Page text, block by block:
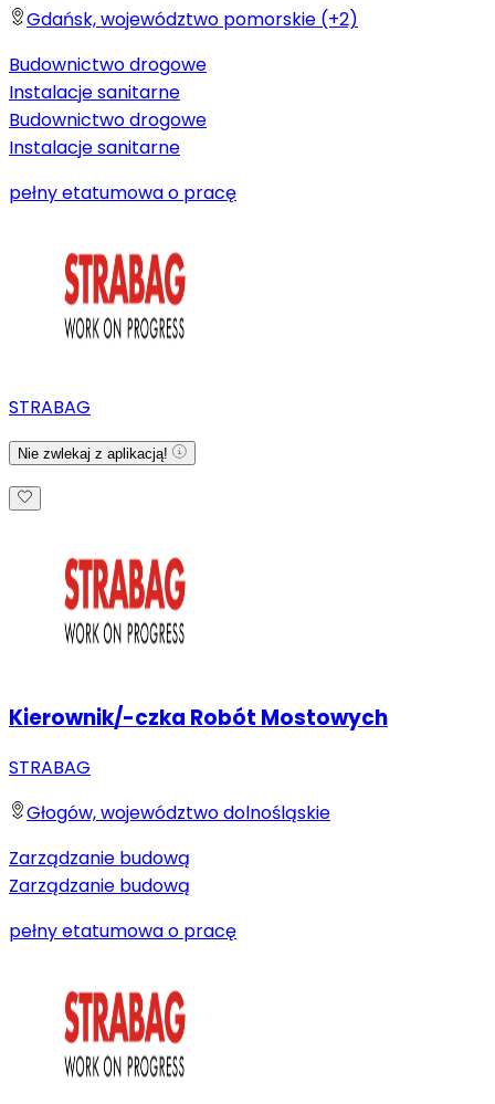
Gdańsk, województwo pomorskie (+2)
Budownictwo drogowe
Instalacje sanitarne
Budownictwo drogowe
Instalacje sanitarne
pełny etatumowa o pracę
STRABAG
Nie zwlekaj z aplikacją!
Kierownik/-czka Robót Mostowych
STRABAG
Głogów, województwo dolnośląskie
Zarządzanie budową
Zarządzanie budową
pełny etatumowa o pracę